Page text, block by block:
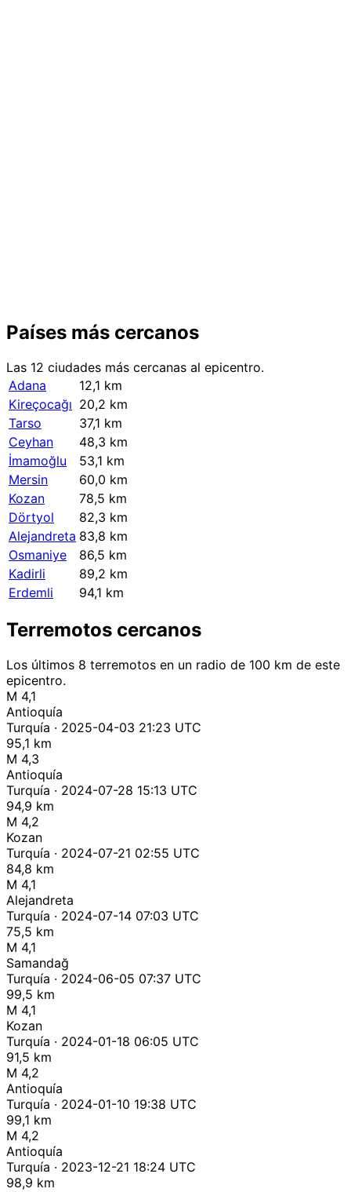
Países más cercanos
Las 12 ciudades más cercanas al epicentro.
Adana
12,1 km
Kireçocağı 20,2 km
Tarso
37,1 km
Ceyhan
48,3 km
İmamoğlu
53,1 km
Mersin
60,0 km
Kozan
78,5 km
Dörtyol
82,3 km
Alejandreta 83,8 km
Osmaniye
86,5 km
Kadirli
89,2 km
Erdemli
94,1 km
Terremotos cercanos
Los últimos 8 terremotos en un radio de 100 km de este
epicentro.
M 4,1
Antioquía
Turquía · 2025-04-03 21:23 UTC
95,1 km
M 4,3
Antioquía
Turquía · 2024-07-28 15:13 UTC
94,9 km
M 4,2
Kozan
Turquía · 2024-07-21 02:55 UTC
84,8 km
M 4,1
Alejandreta
Turquía · 2024-07-14 07:03 UTC
75,5 km
M 4,1
Samandağ
Turquía · 2024-06-05 07:37 UTC
99,5 km
M 4,1
Kozan
Turquía · 2024-01-18 06:05 UTC
91,5 km
M 4,2
Antioquía
Turquía · 2024-01-10 19:38 UTC
99,1 km
M 4,2
Antioquía
Turquía · 2023-12-21 18:24 UTC
98,9 km